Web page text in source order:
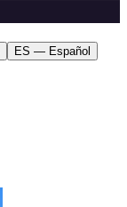
ES — Español